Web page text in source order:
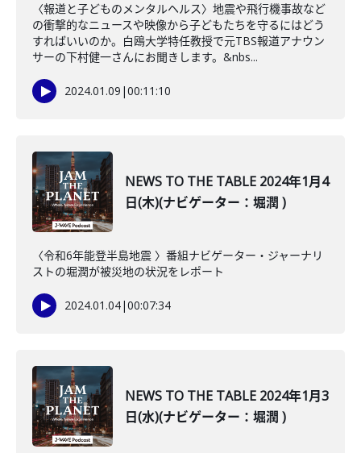
〈報道と子どものメンタルヘルス〉地震や飛行機事故など
の衝撃的なニュースや映像から子どもたちを守るにはどう
すればいいのか。白鴎大学特任教授で元TBS報道アナウン
サーの下村健一さんにお聞きします。&nbs...
2024.01.09 |00:11:10
NEWS TO THE TABLE 2024年1月4
日(木)(ナビゲーター：堀潤 )
〈令和6年能登半島地震 〉番組ナビゲーター・ジャーナリ
ストの堀潤が被災地の状況をレポート
2024.01.04|00:07:34
NEWS TO THE TABLE 2024年1月3
日(水)(ナビゲーター：堀潤 )